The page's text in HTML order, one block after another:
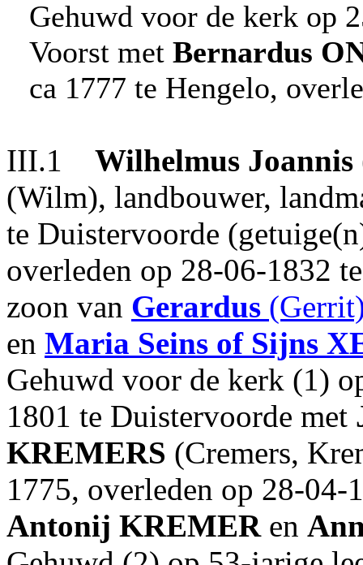
Gehuwd voor de kerk op
Voorst met Bernardus
ca 1777 te Hengelo,
III.1 Wilhelmus Joannis
(Wilm), landbouwer,
te Duistervoorde
overleden op 28-06-1832
zoon van Gerardus
en Maria Seins of Sijns
Gehuwd voor de kerk (1)
1801 te Duistervoorde met
KREMERS (Cremers,
1775, overleden op 28-
Antonij KREMERen